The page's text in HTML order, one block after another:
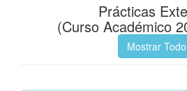
Prácticas
(Curso Académico
Mostrar Todo